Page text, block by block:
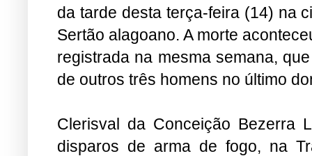
da tarde desta terça-feira (14) na
Sertão alagoano. A morte
registrada na mesma semana,
de outros três homens no último
Clerisval da Conceição Bezerra
disparos de arma de fogo, na